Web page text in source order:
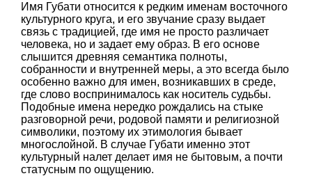
Имя Губати относится к редким именам восточного
культурного круга, и его звучание сразу выдает
связь с традицией, где имя не просто различает
человека, но и задает ему образ. В его основе
слышится древняя семантика полноты,
собранности и внутренней меры, а это всегда было
особенно важно для имен, возникавших в среде,
где слово воспринималось как носитель судьбы.
Подобные имена нередко рождались на стыке
разговорной речи, родовой памяти и религиозной
символики, поэтому их этимология бывает
многослойной. В случае Губати именно этот
культурный налет делает имя не бытовым, а почти
статусным по ощущению.